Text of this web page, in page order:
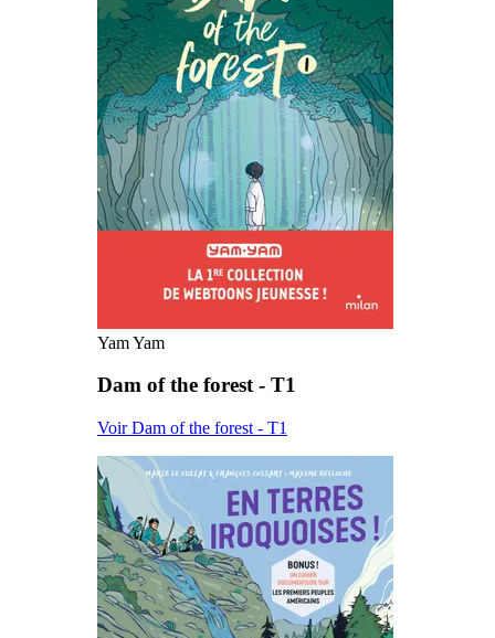
Yam Yam
Dam of the forest - T1
Voir Dam of the forest - T1